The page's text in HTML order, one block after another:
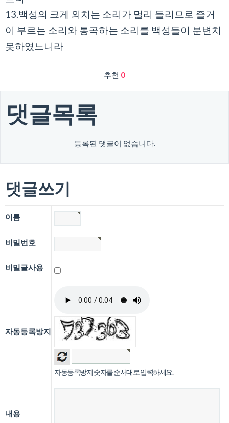
13.백성의 크게 외치는 소리가 멀리 들리므로 즐거
이 부르는 소리와 통곡하는 소리를 백성들이 분변치
못하였느니라
추천 0
댓글목록
등록된 댓글이 없습니다.
댓글쓰기
이름
비밀번호
비밀글사용
자동등록방지
자동등록방지 숫자를 순서대로 입력하세요.
내용